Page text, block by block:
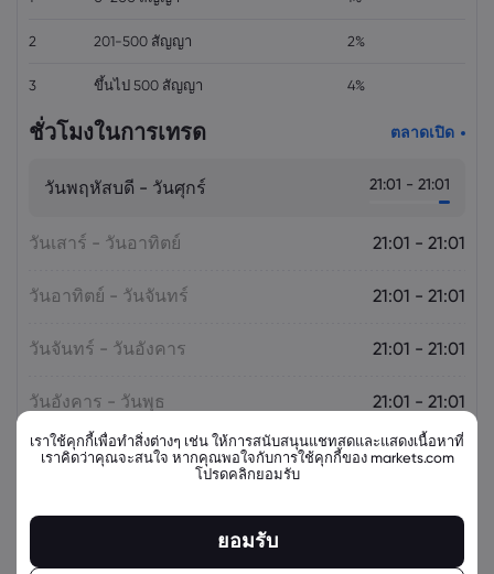
2 201-500 สัญญา 2%
3 ขึ้นไป 500 สัญญา 4%
ชั่วโมงในการเทรด ตลาดเปิด
วันพฤหัสบดี - วันศุกร์ 21:01 - 21:01
วันเสาร์ - วันอาทิตย์ 21:01 - 21:01
วันอาทิตย์ - วันจันทร์ 21:01 - 21:01
วันจันทร์ - วันอังคาร 21:01 - 21:01
วันอังคาร - วันพุธ 21:01 - 21:01
วันพุธ - วันพฤหัสบดี 21:01 - 21:01
เราใช้คุกกี้เพื่อทำสิ่งต่างๆ เช่น ให้การสนับสนุนแชทสดและแสดงเนื้อหาที่
เราคิดว่าคุณจะสนใจ หากคุณพอใจกับการใช้คุกกี้ของ markets.com
โปรดคลิกยอมรับ
ยอมรับ